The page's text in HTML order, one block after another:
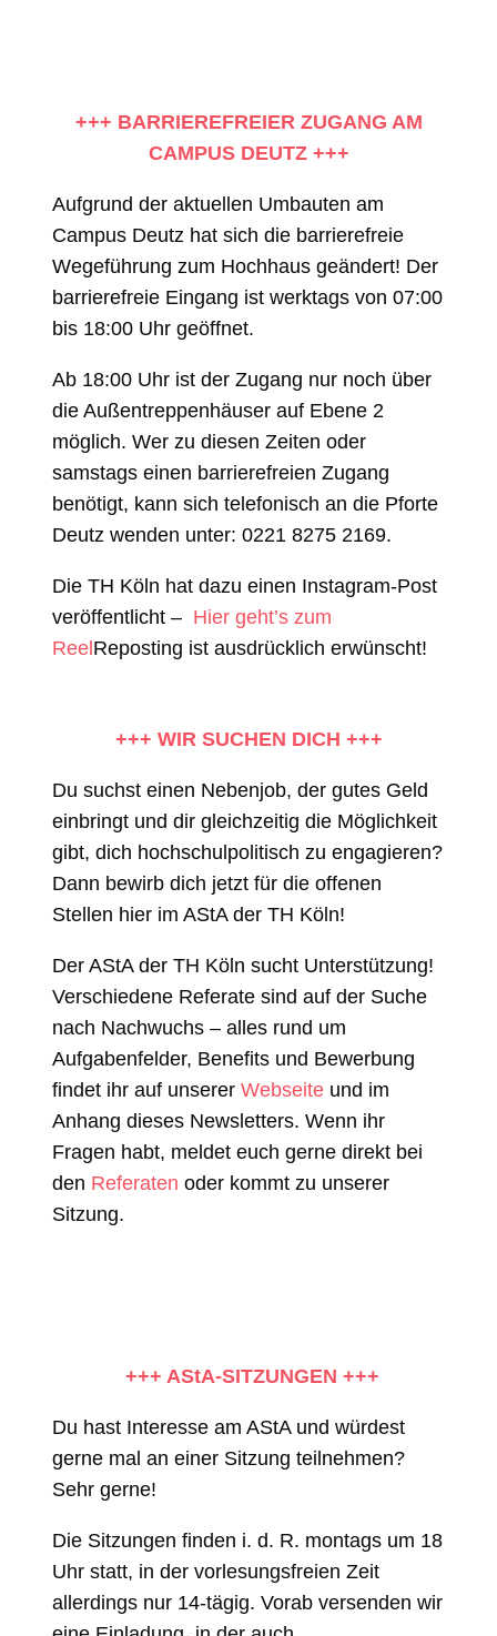
+++ BARRIEREFREIER ZUGANG AM
CAMPUS DEUTZ +++
Aufgrund der aktuellen Umbauten am
Campus Deutz hat sich die barrierefreie
Wegeführung zum Hochhaus geändert! Der
barrierefreie Eingang ist werktags von 07:00
bis 18:00 Uhr geöffnet.
Ab 18:00 Uhr ist der Zugang nur noch über
die Außentreppenhäuser auf Ebene 2
möglich. Wer zu diesen Zeiten oder
samstags einen barrierefreien Zugang
benötigt, kann sich telefonisch an die Pforte
Deutz wenden unter: 0221 8275 2169.
Die TH Köln hat dazu einen Instagram-Post
veröffentlicht – Hier geht’s zum
ReelReposting ist ausdrücklich erwünscht!
+++ WIR SUCHEN DICH +++
Du suchst einen Nebenjob, der gutes Geld
einbringt und dir gleichzeitig die Möglichkeit
gibt, dich hochschulpolitisch zu engagieren?
Dann bewirb dich jetzt für die offenen
Stellen hier im AStA der TH Köln!
Der AStA der TH Köln sucht Unterstützung!
Verschiedene Referate sind auf der Suche
nach Nachwuchs – alles rund um
Aufgabenfelder, Benefits und Bewerbung
findet ihr auf unserer Webseiteund im
Anhang dieses Newsletters. Wenn ihr
Fragen habt, meldet euch gerne direkt bei
den Referaten oder kommt zu unserer
Sitzung.
+++ AStA-SITZUNGEN +++
Du hast Interesse am AStA und würdest
gerne mal an einer Sitzung teilnehmen?
Sehr gerne!
Die Sitzungen finden i. d. R. montags um 18
Uhr statt, in der vorlesungsfreien Zeit
allerdings nur 14-tägig. Vorab versenden wir